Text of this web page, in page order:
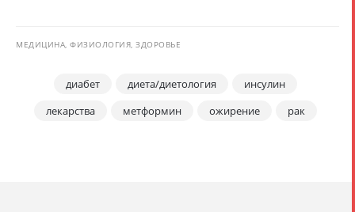
МЕДИЦИНА, ФИЗИОЛОГИЯ, ЗДОРОВЬЕ
диабет диета/диетология
инсулин
лекарства
метформин ожирение рак